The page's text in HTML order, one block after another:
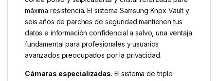
máxima resistencia. El sistema Samsung Knox Vault y
seis años de parches de seguridad mantienen tus
datos e información confidencial a salvo, una ventaja
fundamental para profesionales y usuarios
avanzados preocupados por la privacidad.
Cámaras especializadas. El sistema de triple